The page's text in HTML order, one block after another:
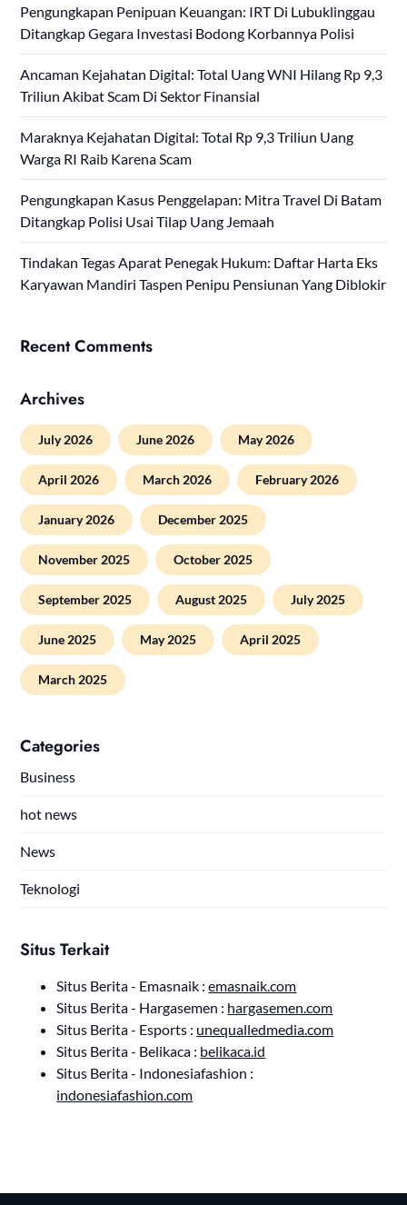
Pengungkapan Penipuan Keuangan: IRT Di Lubuklinggau
Ditangkap Gegara Investasi Bodong Korbannya Polisi
Ancaman Kejahatan Digital: Total Uang WNI Hilang Rp 9,3
Triliun Akibat Scam Di Sektor Finansial
Maraknya Kejahatan Digital: Total Rp 9,3 Triliun Uang
Warga RI Raib Karena Scam
Pengungkapan Kasus Penggelapan: Mitra Travel Di Batam
Ditangkap Polisi Usai Tilap Uang Jemaah
Tindakan Tegas Aparat Penegak Hukum: Daftar Harta Eks
Karyawan Mandiri Taspen Penipu Pensiunan Yang Diblokir
Recent Comments
Archives
July 2026 June 2026 May 2026
April 2026 March 2026 February 2026
January 2026 December 2025
November 2025 October 2025
September 2025 August 2025 July 2025
June 2025 May 2025 April 2025
March 2025
Categories
Business
hot news
News
Teknologi
Situs Terkait
Situs Berita - Emasnaik :emasnaik.com
Situs Berita - Hargasemen : hargasemen.com
Situs Berita - Esports : unequalledmedia.com
Situs Berita - Belikaca : belikaca.id
Situs Berita - Indonesiafashion :
indonesiafashion.com